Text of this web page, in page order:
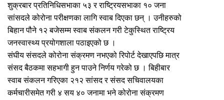
शुक्रबार प्रतिनिधिसभाका ५३ र राष्ट्रियसभाका १० जना
सांसदले कोरोना परीक्षणका लागि स्वाब दिएका छन् । उनीहरुको
बिहान पौने १२ बजेसम्म स्वाब संकलन गरी टेकुस्थित राष्ट्रिय
जनस्वास्थ्य प्रयोगशाला पठाइएको छ ।
संघीय संसदले कोरोना संक्रमण नभएको रिपोर्ट देखाएपछि मात्र
संसद बैठकमा सहभागी हुन पाउने निर्णय गरेको छ । बिहीबार
स्वाब संकलन गरिएका २१२ सांसद र संसद सचिवालयका
कर्मचारीसमेत गरी ४ सय ४० जनामा भने कोरोना संक्रमण